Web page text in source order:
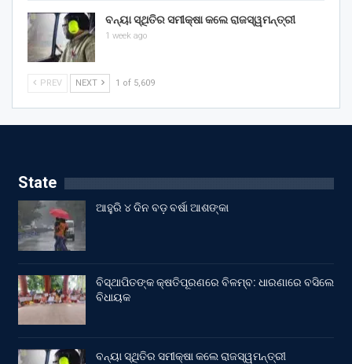
ବନ୍ୟା ସ୍ଥିତିର ସମୀକ୍ଷା କଲେ ରାଜସ୍ୱମନ୍ତ୍ରୀ
1 week ago
PREV NEXT 1 of 5,609
State
ଆହୁରି ୪ ଦିନ ବଡ଼ ବର୍ଷା ଆଶଙ୍କା
ବିସ୍ଥାପିତଙ୍କ କ୍ଷତିପୂରଣରେ ବିଳମ୍ବ: ଧାରଣାରେ ବସିଲେ
ବିଧାୟକ
ବନ୍ୟା ସ୍ଥିତିର ସମୀକ୍ଷା କଲେ ରାଜସ୍ୱମନ୍ତ୍ରୀ